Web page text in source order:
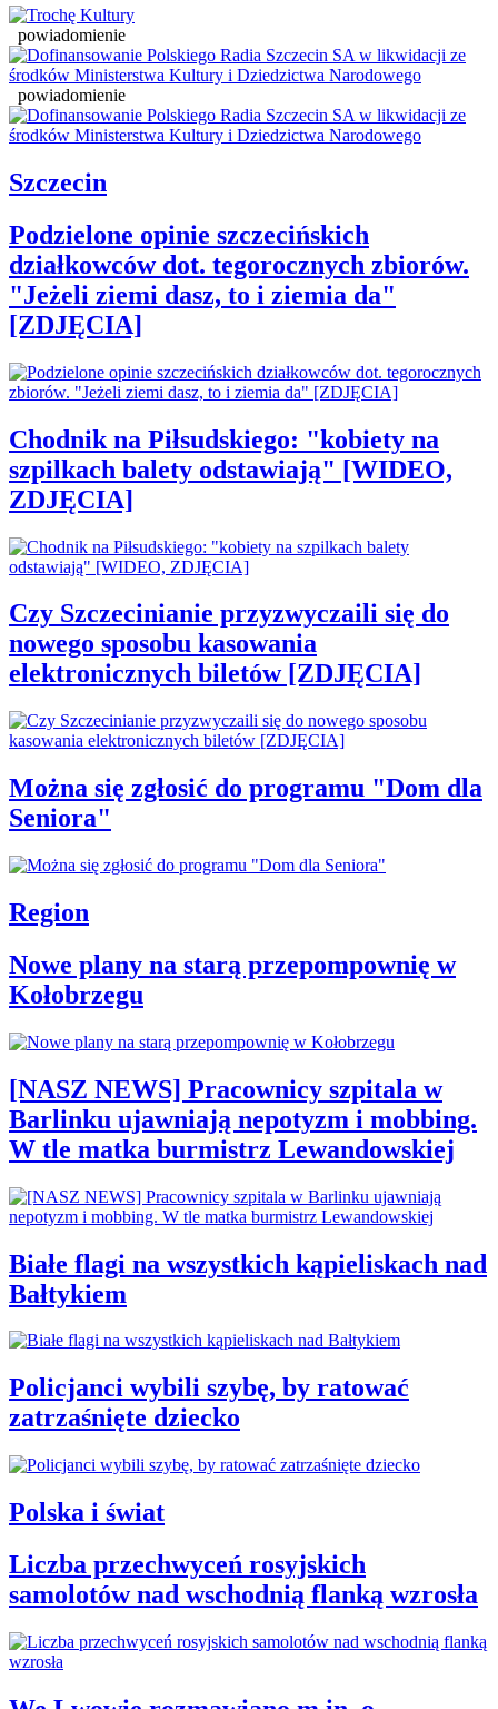
powiadomienie
powiadomienie
Szczecin
Podzielone opinie szczecińskich
działkowców dot. tegorocznych zbiorów.
"Jeżeli ziemi dasz, to i ziemia da"
[ZDJĘCIA]
Chodnik na Piłsudskiego: "kobiety na
szpilkach balety odstawiają" [WIDEO,
ZDJĘCIA]
Czy Szczecinianie przyzwyczaili się do
nowego sposobu kasowania
elektronicznych biletów [ZDJĘCIA]
Można się zgłosić do programu "Dom dla
Seniora"
Region
Nowe plany na starą przepompownię w
Kołobrzegu
[NASZ NEWS] Pracownicy szpitala w
Barlinku ujawniają nepotyzm i mobbing.
W tle matka burmistrz Lewandowskiej
Białe flagi na wszystkich kąpieliskach nad
Bałtykiem
Policjanci wybili szybę, by ratować
zatrzaśnięte dziecko
Polska i świat
Liczba przechwyceń rosyjskich
samolotów nad wschodnią flanką wzrosła